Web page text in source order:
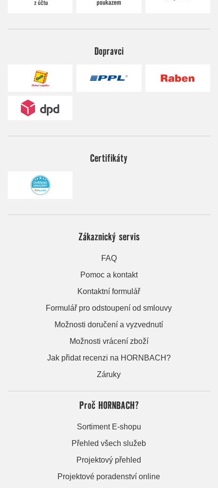
Dopravci
Certifikáty
Zákaznický servis
FAQ
Pomoc a kontakt
Kontaktní formulář
Formulář pro odstoupení od smlouvy
Možnosti doručení a vyzvednutí
Možnosti vrácení zboží
Jak přidat recenzi na HORNBACH?
Záruky
Proč HORNBACH?
Sortiment E-shopu
Přehled všech služeb
Projektový přehled
Projektové poradenství online